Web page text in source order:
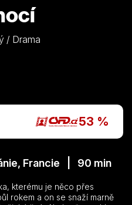
/ Drama
53 %
Francie | 90 min
kterému je něco přes
rokem a on se snaží marně